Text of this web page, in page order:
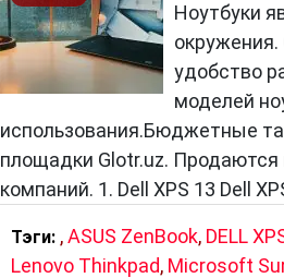
Ноутбуки
окружения.
удобство
моделей
использования.Бюджетные
площадки Glotr.uz. Продаются
компаний. 1. Dell XPS 13 Dell
Тэги: ,ASUS ZenBook, DELL
Lenovo Thinkpad, Microsoft